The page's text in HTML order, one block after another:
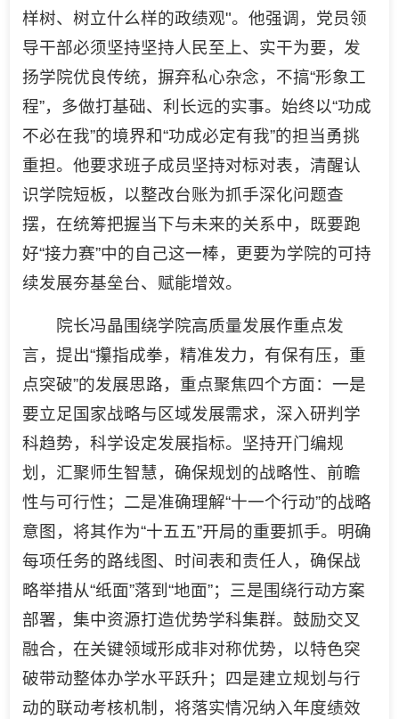
样树、树立什么样的政绩观"。他强调，党员领
导干部必须坚持坚持人民至上、实干为要，发
扬学院优良传统，摒弃私心杂念，不搞“形象工
程”，多做打基础、利长远的实事。始终以“功成
不必在我”的境界和“功成必定有我”的担当勇挑
重担。他要求班子成员坚持对标对表，清醒认
识学院短板，以整改台账为抓手深化问题查
摆，在统筹把握当下与未来的关系中，既要跑
好“接力赛”中的自己这一棒，更要为学院的可持
续发展夯基垒台、赋能增效。
院长冯晶围绕学院高质量发展作重点发
言，提出“攥指成拳，精准发力，有保有压，重
点突破”的发展思路，重点聚焦四个方面：一是
要立足国家战略与区域发展需求，深入研判学
科趋势，科学设定发展指标。坚持开门编规
划，汇聚师生智慧，确保规划的战略性、前瞻
性与可行性；二是准确理解“十一个行动”的战略
意图，将其作为“十五五”开局的重要抓手。明确
每项任务的路线图、时间表和责任人，确保战
略举措从“纸面”落到“地面”；三是围绕行动方案
部署，集中资源打造优势学科集群。鼓励交叉
融合，在关键领域形成非对称优势，以特色突
破带动整体办学水平跃升；四是建立规划与行
动的联动考核机制，将落实情况纳入年度绩效